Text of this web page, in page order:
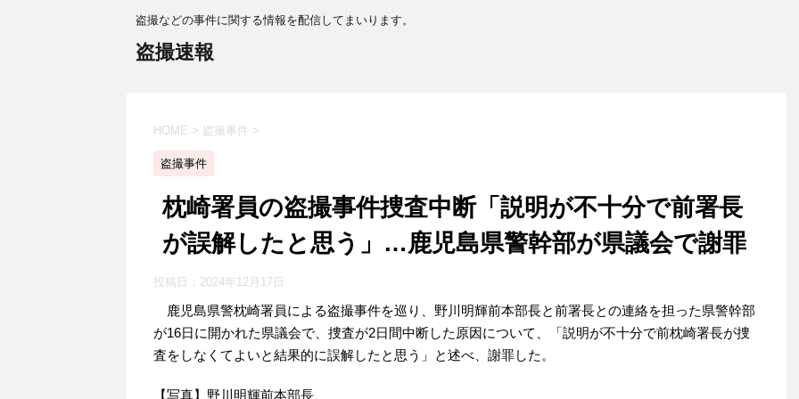
盗撮などの事件に関する情報を配信してまいります。
盗撮速報
HOME > 盗撮事件 >
盗撮事件
枕崎署員の盗撮事件捜査中断「説明が不十分で前署長
が誤解したと思う」…鹿児島県警幹部が県議会で謝罪
投稿日： 2024年12月17日
鹿児島県警枕崎署員による盗撮事件を巡り、野川明輝前本部長と前署長との連絡を担った県警幹部
が16日に開かれた県議会で、捜査が2日間中断した原因について、「説明が不十分で前枕崎署長が捜
査をしなくてよいと結果的に誤解したと思う」と述べ、謝罪した。
【写真】野川明輝前本部長